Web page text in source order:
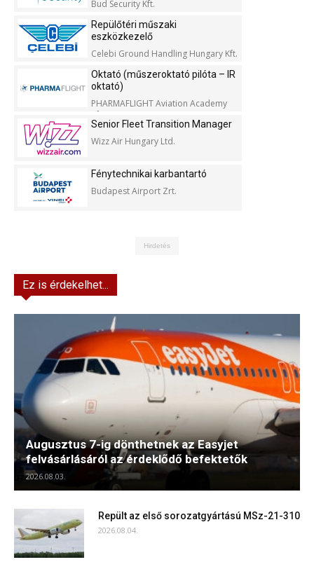
Bud Security Kft.
Repülőtéri műszaki
eszközkezelő
Celebi Ground Handling Hungary Kft.
Oktató (műszeroktató pilóta – IR
oktató)
PHARMAFLIGHT Aviation Academy
Kft.
Senior Fleet Transition Manager
Wizz Air Hungary Ltd.
Fénytechnikai karbantartó
Budapest Airport Zrt.
Hirdetés
Ez is érdekelhet...
Augusztus 7-ig dönthetnek az Easyjet
felvásárlásáról az érdeklődő befektetők
2026.08.03.
Repült az első sorozatgyártású MSz-21-310
2026.08.04.